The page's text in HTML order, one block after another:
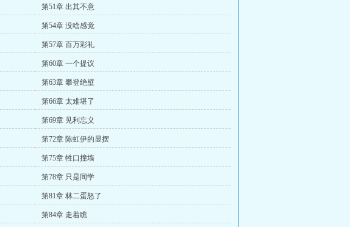
第51章 出其不意
第54章 没啥感觉
第57章 百万彩礼
第60章 一个提议
第63章 攀登绝壁
第66章 太难堪了
第69章 见利忘义
第72章 陈虹伊的显摆
第75章 牲口撞墙
第78章 只是同学
第81章 林二蛋怒了
第84章 走着瞧